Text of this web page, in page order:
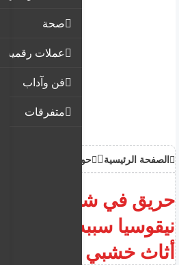
صحة
عملات رقمية
فن وآداب
متفرقات
الصفحة الرئيسية حوادث
حريق في شقة مساء
نيقوسيا سببه شمعة
أثاث خشبي